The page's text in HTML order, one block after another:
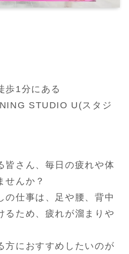
歩1分にある
STUDIO U(スタジ
皆さん、毎日の疲れや体
せんか？
の仕事は、足や腰、背中
るため、疲れが溜まりや
方におすすめしたいのが